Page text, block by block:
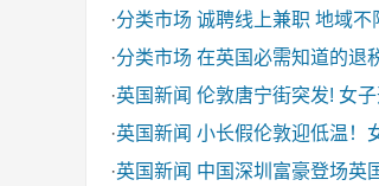
·分类市场 诚聘线上兼职 地域不
·分类市场 在英国必需知道的退
·英国新闻 伦敦唐宁街突发! 女
·英国新闻 小长假伦敦迎低温！
·英国新闻 中国深圳富豪登场英